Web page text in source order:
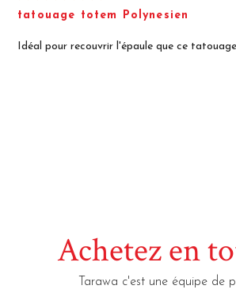
tatouage totem Polynesien
Idéal pour recouvrir l'épaule que ce
Achetez en
Tarawa c'est une équipe de